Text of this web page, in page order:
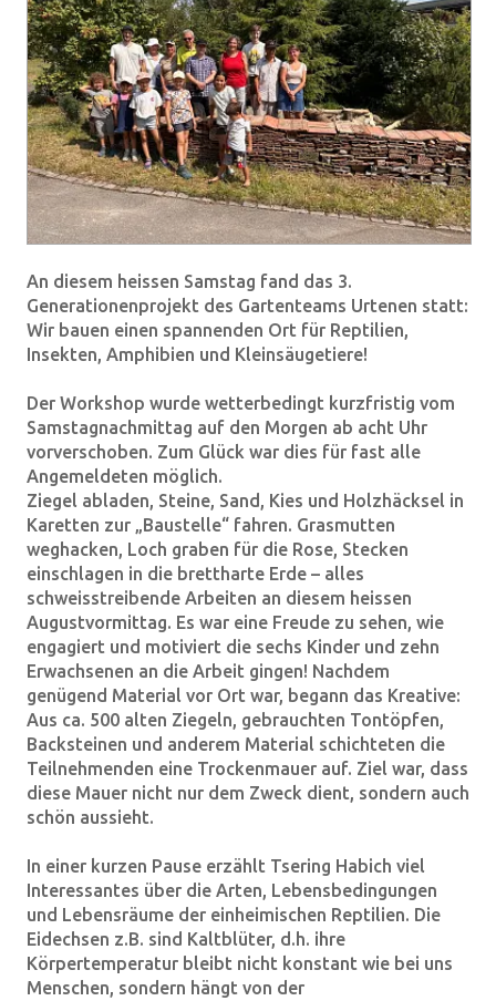
An diesem heissen Samstag fand das 3.
Generationenprojekt des Gartenteams Urtenen statt:
Wir bauen einen spannenden Ort für Reptilien,
Insekten, Amphibien und Kleinsäugetiere!
Der Workshop wurde wetterbedingt kurzfristig vom
Samstagnachmittag auf den Morgen ab acht Uhr
vorverschoben. Zum Glück war dies für fast alle
Angemeldeten möglich.
Ziegel abladen, Steine, Sand, Kies und Holzhäcksel in
Karetten zur „Baustelle“ fahren. Grasmutten
weghacken, Loch graben für die Rose, Stecken
einschlagen in die brettharte Erde – alles
schweisstreibende Arbeiten an diesem heissen
Augustvormittag. Es war eine Freude zu sehen, wie
engagiert und motiviert die sechs Kinder und zehn
Erwachsenen an die Arbeit gingen! Nachdem
genügend Material vor Ort war, begann das Kreative:
Aus ca. 500 alten Ziegeln, gebrauchten Tontöpfen,
Backsteinen und anderem Material schichteten die
Teilnehmenden eine Trockenmauer auf. Ziel war, dass
diese Mauer nicht nur dem Zweck dient, sondern auch
schön aussieht.
In einer kurzen Pause erzählt Tsering Habich viel
Interessantes über die Arten, Lebensbedingungen
und Lebensräume der einheimischen Reptilien. Die
Eidechsen z.B. sind Kaltblüter, d.h. ihre
Körpertemperatur bleibt nicht konstant wie bei uns
Menschen, sondern hängt von der